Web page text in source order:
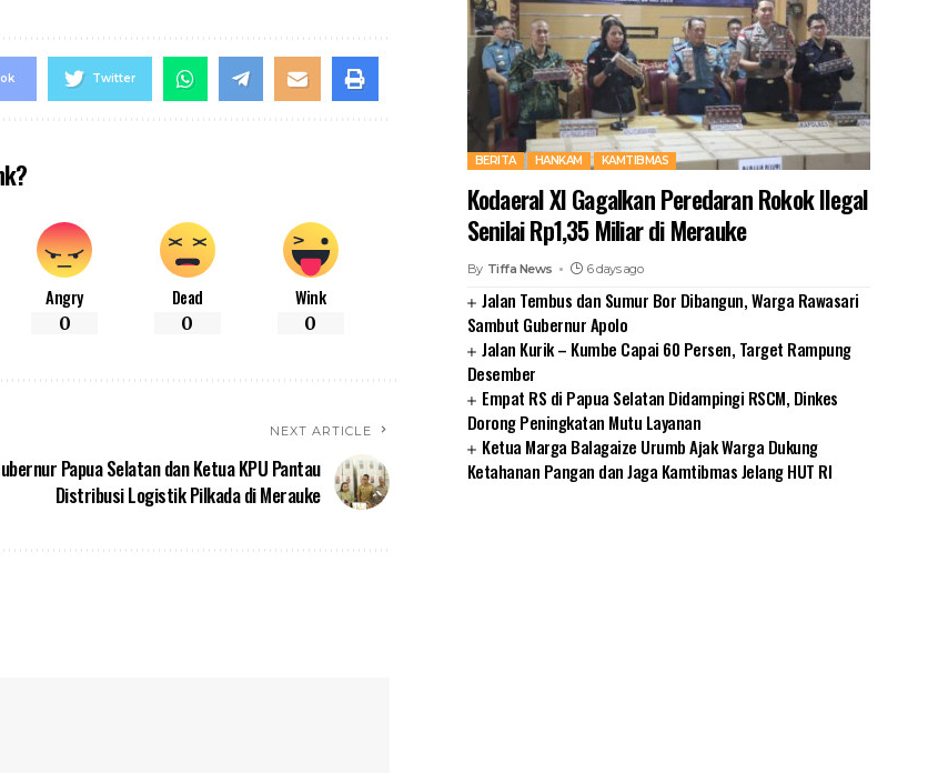
Twitter
Angry
0
Dead
0
Wink
0
NEXT ARTICLE
Papua Selatan dan Ketua KPU Pantau
Distribusi Logistik Pilkada di Merauke
BERITA HANKAM KAMTIBMAS
Kodaeral XI Gagalkan Peredaran Rokok Ilegal
Senilai Rp1,35 Miliar di Merauke
By Tiffa News 6 days ago
Jalan Tembus dan Sumur Bor Dibangun, Warga Rawasari
Sambut Gubernur Apolo
Jalan Kurik – Kumbe Capai 60 Persen, Target Rampung
Desember
Empat RS di Papua Selatan Didampingi RSCM, Dinkes
Dorong Peningkatan Mutu Layanan
Ketua Marga Balagaize Urumb Ajak Warga Dukung
Ketahanan Pangan dan Jaga Kamtibmas Jelang HUT RI